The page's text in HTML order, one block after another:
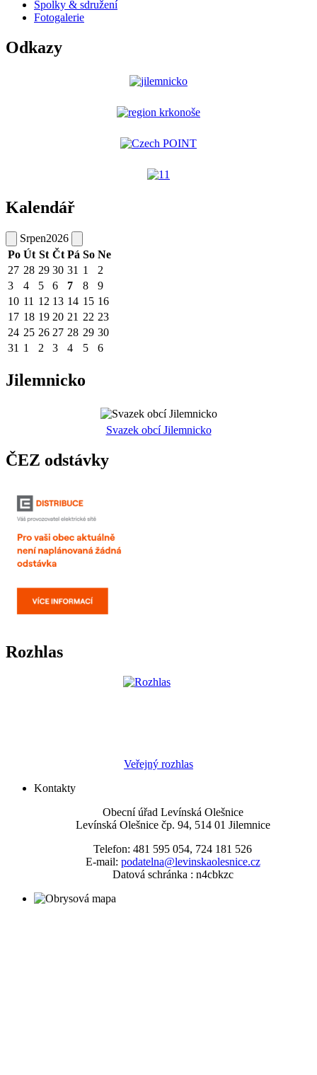
Spolky & sdružení
Fotogalerie
Odkazy
Kalendář
Srpen2026
Po Út St Čt Pá So Ne
27 28 29 30 31 1
2
3
4 5 6 7 8
9
10 11 12 13 14 15 16
17 18 19 20 21 22 23
24 25 26 27 28 29 30
31 1 2 3 4 5 6
Jilemnicko
Svazek obcí Jilemnicko
ČEZ odstávky
Rozhlas
Veřejný rozhlas
Kontakty
Obecní úřad Levínská Olešnice
Levínská Olešnice čp. 94, 514 01 Jilemnice
Telefon: 481 595 054, 724 181 526
E-mail: podatelna@levinskaolesnice.cz
Datová schránka : n4cbkzc